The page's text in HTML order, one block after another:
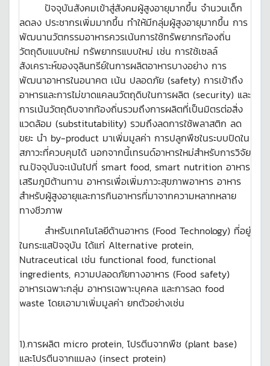
ปัจจุบันสังคมเข้าสู่สังคมผู้สูงอายุมากขึ้น จำนวนเด็ก
ลดลง ประชากรเพิ่มมากขึ้น ทำให้มีกลุ่มผู้สูงอายุมากขึ้น การ
พัฒนานวัตกรรมอาหารควรเน้นการใช้ทรัพยากรท้องถิ่น
วัตถุดิบแบบใหม่ ทรัพยากรแบบใหม่ เช่น การใช้เซลล์
สังเคราะห์ของจุลินทรีย์ในการผลิตอาหารบางอย่าง การ
พัฒนาอาหารในอนาคต เน้น ปลอดภัย (safety) การเข้าถึง
อาหารและการไม่ขาดแคลนวัตถุดิบในการผลิต (security) และ
การเน้นวัตถุดิบจากท้องถิ่นรวมถึงการผลิตที่เป็นมิตรต่อสิ่ง
แวดล้อม (substitutability) รวมถึงลดการใช้พลาสติก ลด
ขยะ นำ by-product มาเพิ่มมูลค่า การปลูกพืชในระบบปิดใน
สภาวะที่ควบคุมได้ นอกจากนี้เทรนด์อาหารใหม่สำหรับการวิจัย
ณ.ปัจจุบันจะเน้นไปที่ smart food, smart nutrition อาหาร
เสริมภูมิต้านทาน อาหารเพื่อเพิ่มภาวะสุขภาพอาหาร อาหาร
สำหรับผู้สูงอายุและการกินอาหารที่มาจากความหลากหลาย
ทางชีวภาพ
สำหรับเทคโนโลยีด้านอาหาร (Food Technology) ที่อยู่
ในกระแสปัจจุบัน ได้แก่ Alternative protein,
Nutraceutical เช่น functional food, functional
ingredients, ความปลอดภัยทางอาหาร (Food safety)
อาหารเฉพาะกลุ่ม อาหารเฉพาะบุคคล และการลด food
waste โดยเอามาเพิ่มมูลค่า ยกตัวอย่างเช่น
1).การผลิต micro protein, โปรตีนจากพืช (plant base)
และโปรตีนจากแมลง (insect protein)